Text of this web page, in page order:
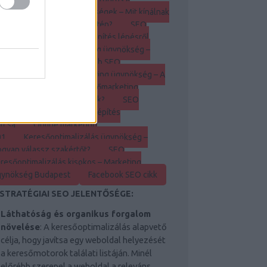
SEO ügynökségek – Mit kínálnak
keresőoptimalizálás területén?
SEO
Budapest – Linképítés lépésről
Keresőmarketing ügynökség –
Legjobb SEO
Keresőmarketing ügynökség – A
Keresőmarketing
– Hogyan működik?
SEO
– A hatékony linképítés
Online marketing
Keresőoptimalizálás ügynökség –
válassz szakértőt?
SEO
kisokos – Marketing
Budapest
Facebook SEO cikk
SEO JELENTŐSÉGE:
Láthatóság és organikus forgalom
növelése: A keresőoptimalizálás alapvető
célja, hogy javítsa egy weboldal helyezését
a keresőmotorok találati listáján. Minél